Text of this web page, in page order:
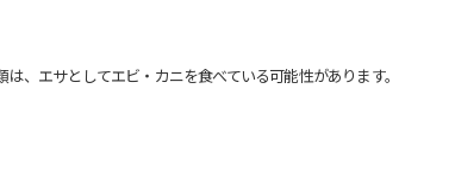
、エサとしてエビ・カニを食べている可能性があります。